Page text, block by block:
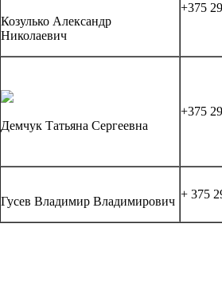
Козулько Александр
Николаевич
+375
Демчук Татьяна Сергеевна
+375
Гусев Владимир Владимирович
+ 375